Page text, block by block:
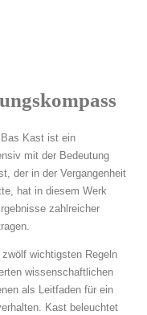
Bas Kast ist ein
mit der Bedeutung
der in der Vergangenheit
hat in diesem Werk
zahlreicher
wichtigsten Regeln
wissenschaftlichen
als Leitfaden für ein
Kast beleuchtet